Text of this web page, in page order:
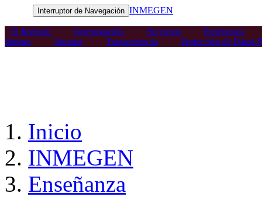
Interruptor de Navegación INMEGEN
El Instituto Investigación Servicios
Enseñanza
Interno
Intranet Transparencia Protección de Datos
Inicio
INMEGEN
Enseñanza